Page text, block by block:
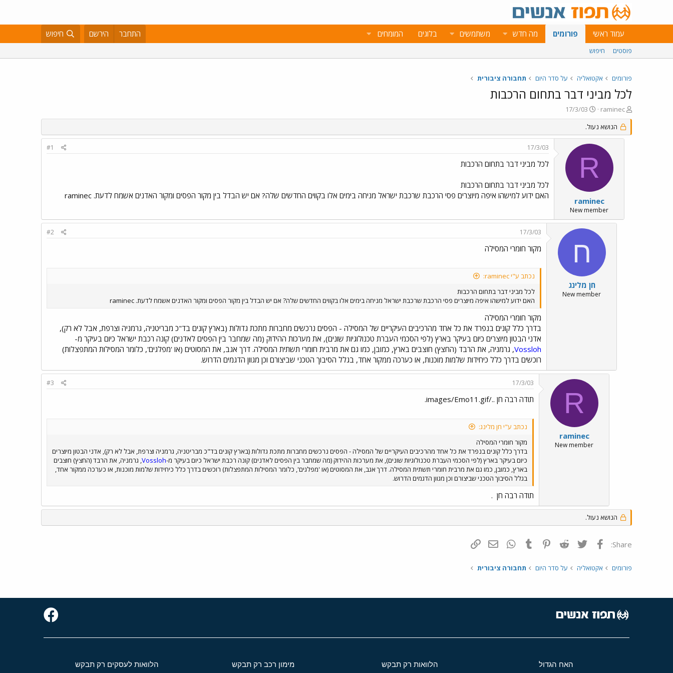
עמוד ראשי פורומים מה חדש משתמשים בלוגים המומחים התחבר הירשם חיפוש
פוסטים חיפוש
פורומים אקטואליה על סדר היום תחבורה ציבורית
לכל מביני דבר בתחום הרכבות
פ
ו
ת
ח
raminec
פ
ו
ר
ס
ם
ת
א
י
ך
17/3/03
הנושא נעול.
R
raminec
New member
17/3/03
#1
לכל מביני דבר בתחום הרכבות
לכל מביני דבר בתחום הרכבות
האם ידוע למישהו איפה מיוצרים פסי הרכבת שרכבת ישראל מניחה בימים אלו בקווים החדשים שלה? אם יש הבדל בין מקור הפסים ומקור האדנים אשמח לדעת. raminec
ח
חן מלינג
New member
17/3/03
#2
מקור חומרי המסילה
נכתב ע"י raminec:
לכל מביני דבר בתחום הרכבות
האם ידוע למישהו איפה מיוצרים פסי הרכבת שרכבת ישראל מניחה בימים אלו בקווים החדשים שלה? אם יש הבדל בין מקור הפסים ומקור האדנים אשמח לדעת. raminec
מקור חומרי המסילה
בדרך כלל קונים בנפרד את כל אחד מהרכיבים העיקריים של המסילה - הפסים נרכשים מחברות מתכת גדולות (בארץ קונים בד"כ מבריטניה, גרמניה וצרפת, אבל לא רק),
אדני הבטון מיוצרים כיום בעיקר בארץ (לפי הסכמי העברת טכנולוגיות שונים), את מערכות ההידוק (מה שמחבר בין הפסים לאדנים) קונה רכבת ישראל כיום בעיקר מ-
Vossloh, גרמניה, את הרבד (החצץ) חוצבים בארץ, כמובן, כמו גם את מרבית חומרי תשתית המסילה. דרך אגב, את המסוטים (או 'מפלגים', כלומר המסילות המתפצלות)
רוכשים בדרך כלל כיחידות שלמות מוכנות, או כערכה ממקור אחד, בגלל הסיבוך הטכני שביצורם וכן מגוון הדגמים הדרוש.
R
raminec
New member
17/3/03
#3
תודה רבה חן ../images/Emo11.gif.
נכתב ע"י חן מלינג:
מקור חומרי המסילה
בדרך כלל קונים בנפרד את כל אחד מהרכיבים העיקריים של המסילה - הפסים נרכשים מחברות מתכת גדולות (בארץ קונים בד"כ מבריטניה, גרמניה וצרפת, אבל לא רק), אדני הבטון מיוצרים
כיום בעיקר בארץ (לפי הסכמי העברת טכנולוגיות שונים), את מערכות ההידוק (מה שמחבר בין הפסים לאדנים) קונה רכבת ישראל כיום בעיקר מ-Vossloh, גרמניה, את הרבד (החצץ) חוצבים
בארץ, כמובן, כמו גם את מרבית חומרי תשתית המסילה. דרך אגב, את המסוטים (או 'מפלגים', כלומר המסילות המתפצלות) רוכשים בדרך כלל כיחידות שלמות מוכנות, או כערכה ממקור אחד,
בגלל הסיבוך הטכני שביצורם וכן מגוון הדגמים הדרוש.
תודה רבה חן .
הנושא נעול.
Share: פייסבוק Twitter
Reddit
Pinterest
Tumblr
WhatsAppדואר אלקטרוני
פורומים אקטואליה על סדר היום תחבורה ציבורית
האח הגדול הלוואות רק תבקש מימון רכב רק תבקש הלוואות לעסקים רק תבקש